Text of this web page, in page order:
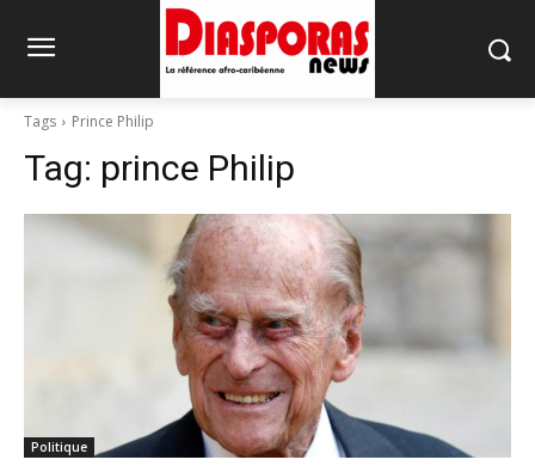
Tags Prince Philip
Tag: prince Philip
Politique